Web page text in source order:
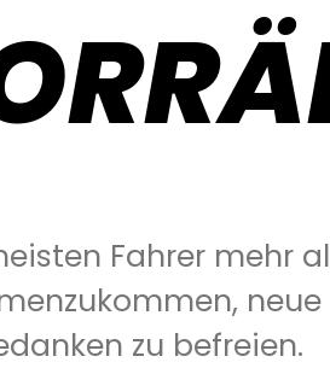
Fahrer mehr
zu befreien.